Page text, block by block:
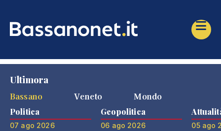
Ultimora
Bassano
Veneto Mondo
Politica
07 ago 2026
Geopolitica
06 ago 2026 05 ago